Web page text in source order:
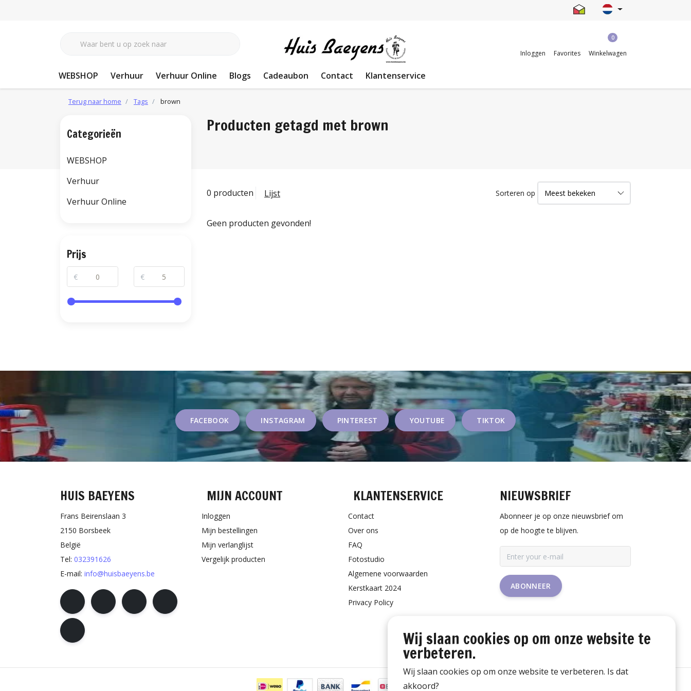
Inloggen Favorites
0
Winkelwagen
WEBSHOP Verhuur Verhuur Online Blogs Cadeaubon Contact Klantenservice
Terug naar home Tags brown
Producten getagd met brown
0 producten Lijst Sorteren op
Geen producten gevonden!
Categorieën
WEBSHOP
Verhuur
Verhuur Online
Prijs
€ €
FACEBOOK INSTAGRAM PINTEREST YOUTUBE TIKTOK
HUIS BAEYENS
Frans Beirenslaan 3
2150 Borsbeek
België
Tel: 032391626
E-mail: info@huisbaeyens.be
MIJN ACCOUNT
Inloggen
Mijn bestellingen
Mijn verlanglijst
Vergelijk producten
KLANTENSERVICE
Contact
Over ons
FAQ
Fotostudio
Algemene voorwaarden
Kerstkaart 2024
Privacy Policy
NIEUWSBRIEF
Abonneer je op onze nieuwsbrief om
op de hoogte te blijven.
ABONNEER
Wij slaan cookies op om onze website te
verbeteren.
Wij slaan cookies op om onze website te verbeteren. Is dat
akkoord?